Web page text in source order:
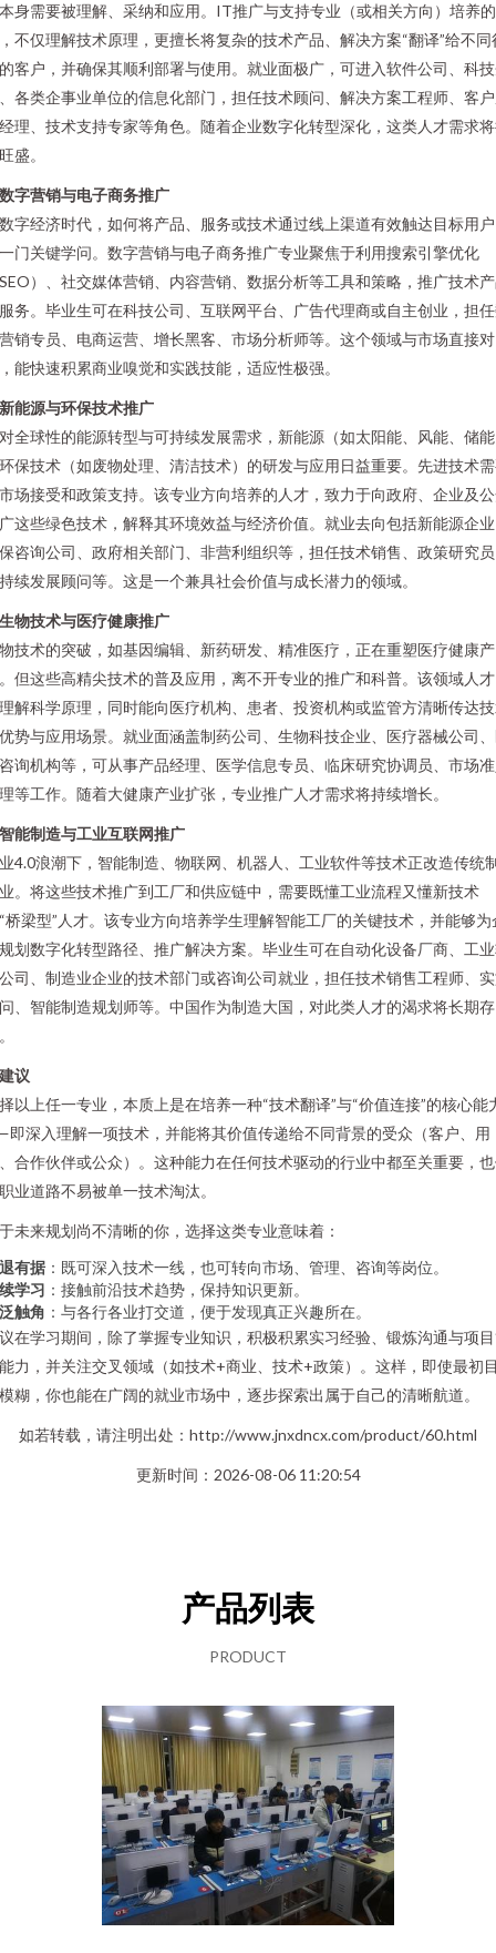
身需要被理解、采纳和应用。IT推广与支持专业（或相关方向）培养
不仅理解技术原理，更擅长将复杂的技术产品、解决方案“翻译”给不同
客户，并确保其顺利部署与使用。就业面极广，可进入软件公司、科
各类企事业单位的信息化部门，担任技术顾问、解决方案工程师、客
理、技术支持专家等角色。随着企业数字化转型深化，这类人才需求
盛。
字营销与电子商务推广
字经济时代，如何将产品、服务或技术通过线上渠道有效触达目标用
门关键学问。数字营销与电子商务推广专业聚焦于利用搜索引擎优化
）、社交媒体营销、内容营销、数据分析等工具和策略，推广技术
务。毕业生可在科技公司、互联网平台、广告代理商或自主创业，担
销专员、电商运营、增长黑客、市场分析师等。这个领域与市场直接对
能快速积累商业嗅觉和实践技能，适应性极强。
能源与环保技术推广
全球性的能源转型与可持续发展需求，新能源（如太阳能、风能、储
保技术（如废物处理、清洁技术）的研发与应用日益重要。先进技术
场接受和政策支持。该专业方向培养的人才，致力于向政府、企业及
这些绿色技术，解释其环境效益与经济价值。就业去向包括新能源企
咨询公司、政府相关部门、非营利组织等，担任技术销售、政策研究
续发展顾问等。这是一个兼具社会价值与成长潜力的领域。
物技术与医疗健康推广
技术的突破，如基因编辑、新药研发、精准医疗，正在重塑医疗健康产
但这些高精尖技术的普及应用，离不开专业的推广和科普。该领域人
解科学原理，同时能向医疗机构、患者、投资机构或监管方清晰传达
势与应用场景。就业面涵盖制药公司、生物科技企业、医疗器械公司
询机构等，可从事产品经理、医学信息专员、临床研究协调员、市场
等工作。随着大健康产业扩张，专业推广人才需求将持续增长。
能制造与工业互联网推广
4.0浪潮下，智能制造、物联网、机器人、工业软件等技术正改造传统
。将这些技术推广到工厂和供应链中，需要既懂工业流程又懂新技术
桥梁型”人才。该专业方向培养学生理解智能工厂的关键技术，并能够为
划数字化转型路径、推广解决方案。毕业生可在自动化设备厂商、工
司、制造业企业的技术部门或咨询公司就业，担任技术销售工程师、
、智能制造规划师等。中国作为制造大国，对此类人才的渴求将长期存
议
以上任一专业，本质上是在培养一种“技术翻译”与“价值连接”的核心能
深入理解一项技术，并能将其价值传递给不同背景的受众（客户、用
合作伙伴或公众）。这种能力在任何技术驱动的行业中都至关重要，
业道路不易被单一技术淘汰。
未来规划尚不清晰的你，选择这类专业意味着：
有据 ：既可深入技术一线，也可转向市场、管理、咨询等岗位。
学习 ：接触前沿技术趋势，保持知识更新。
触角 ：与各行各业打交道，便于发现真正兴趣所在。
在学习期间，除了掌握专业知识，积极积累实习经验、锻炼沟通与项
力，并关注交叉领域（如技术+商业、技术+政策）。这样，即使最初
糊，你也能在广阔的就业市场中，逐步探索出属于自己的清晰航道。
如若转载，请注明出处：http://www.jnxdncx.com/product/60.html
更新时间：2026-08-06 11:20:54
产品列表
PRODUCT